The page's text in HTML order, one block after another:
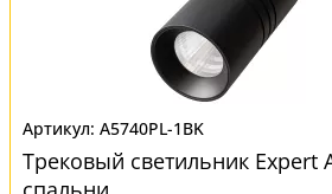
A5740PL-1BK
Трековый светильник Expert